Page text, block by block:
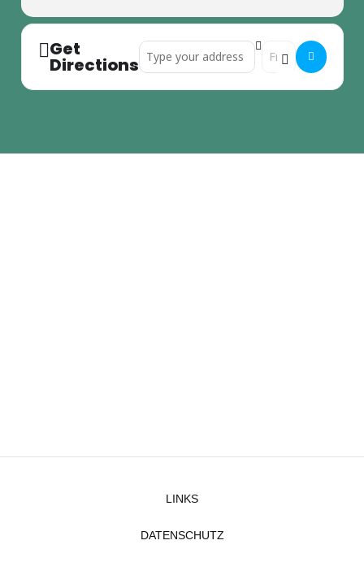
Get
Directions
Address - Vereinsstammtisch []
Destination
LINKS
DATENSCHUTZ